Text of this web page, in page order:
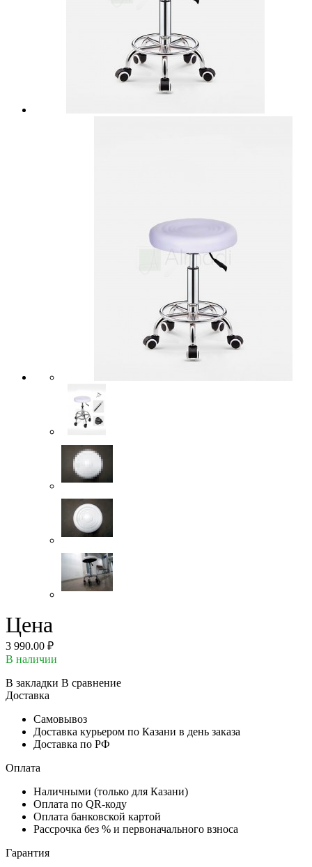
Цена
3 990.00 ₽
В наличии
В закладки В сравнение
Доставка
Самовывоз
Доставка курьером по Казани в день заказа
Доставка по РФ
Оплата
Наличными (только для Казани)
Оплата по QR-коду
Оплата банковской картой
Рассрочка без % и первоначального взноса
Гарантия